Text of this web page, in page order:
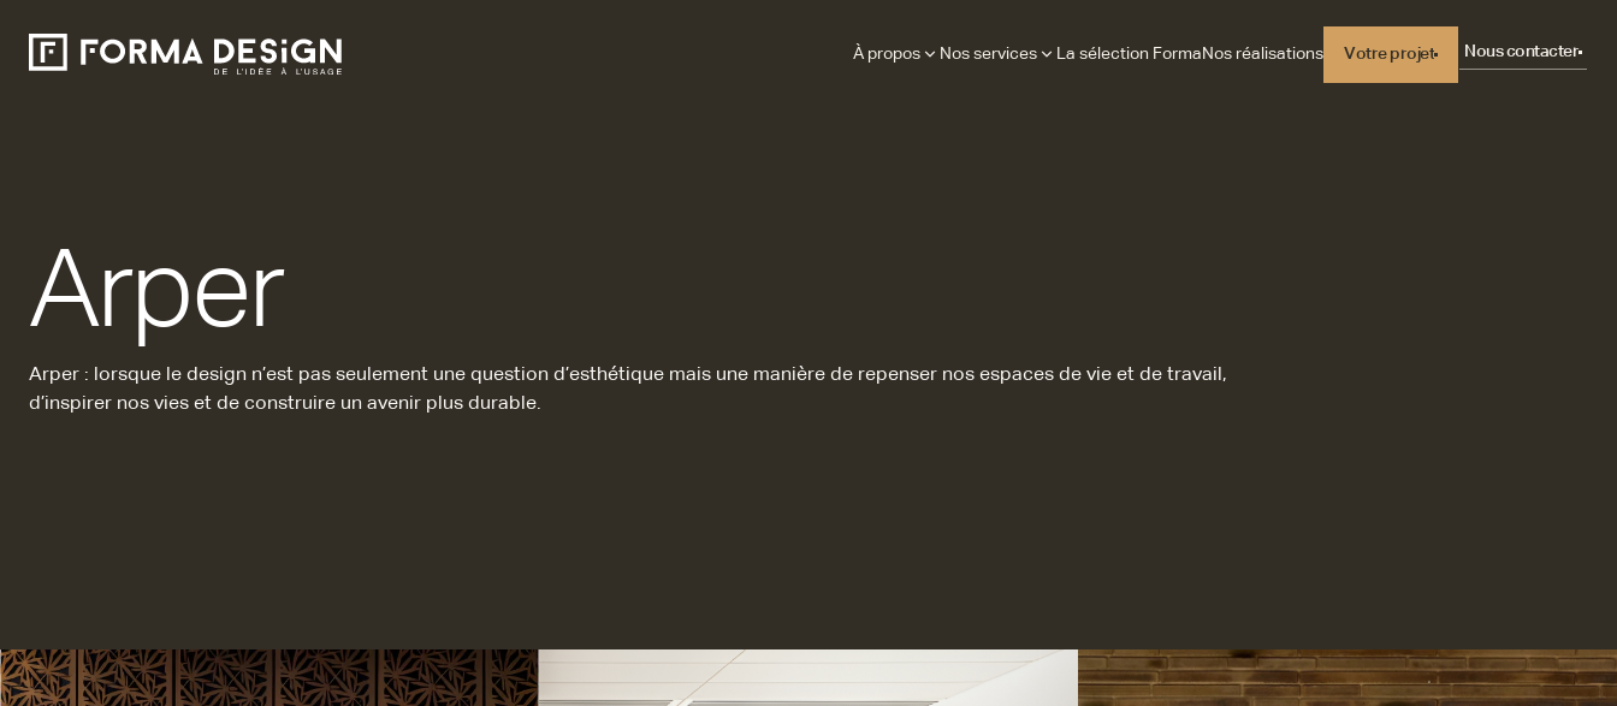
À propos Nos services La sélection Forma Nos réalisations
Votre projet
Nous contacter
Arper
Arper : lorsque le design n’est pas seulement une question d’esthétique mais une manière de repenser nos espaces de vie et de travail,
d’inspirer nos vies et de construire un avenir plus durable.